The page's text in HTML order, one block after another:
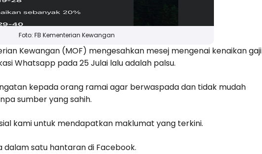
Foto: FB Kementerian Kewangan
Kewangan (MOF) mengesahkan mesej mengenai kenaikan gaji
Whatsapp pada 25 Julai lalu adalah palsu.
kepada orang ramai agar berwaspada dan tidak mudah
sumber yang sahih.
kami untuk mendapatkan maklumat yang terkini.
dalam satu hantaran di Facebook.